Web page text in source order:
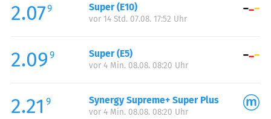
Samstag:
00:00-24:00
Sonntag:
2.079 Super (E10)
vor 14 Std. 07.08. 17:52 Uhr
2.09 9 Super (E5)
vor 4 Min. 08.08. 08:20 Uhr
2.21 9 Synergy Supreme+ Super Plus
vor 4 Min. 08.08. 08:20 Uhr